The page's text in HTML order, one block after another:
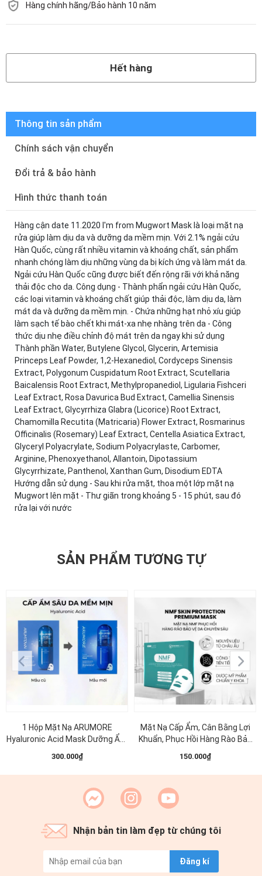
Hàng chính hãng/Bảo hành 10 năm
Hết hàng
Thông tin sản phẩm
Chính sách vận chuyển
Đổi trả & bảo hành
Hình thức thanh toán
Hàng cận date 11.2020 I'm from Mugwort Mask là loại mặt nạ
rửa giúp làm dịu da và dưỡng da mềm mịn. Với 2.1% ngải cứu
Hàn Quốc, cùng rất nhiều vitamin và khoáng chất, sản phẩm
nhanh chóng làm dịu những vùng da bị kích ứng và làm mát da.
Ngải cứu Hàn Quốc cũng được biết đến rộng rãi với khả năng
thải độc cho da. Công dụng - Thành phẩn ngải cứu Hàn Quốc,
các loại vitamin và khoáng chất giúp thải độc, làm dịu da, làm
mát da và dưỡng da mềm mịn. - Chứa những hạt nhỏ xíu giúp
làm sạch tế bào chết khi mát-xa nhẹ nhàng trên da - Công
thức dịu nhẹ điều chỉnh độ mát trên da ngay khi sử dụng
Thành phần Water, Butylene Glycol, Glycerin, Artemisia
Princeps Leaf Powder, 1,2-Hexanediol, Cordyceps Sinensis
Extract, Polygonum Cuspidatum Root Extract, Scutellaria
Baicalensis Root Extract, Methylpropanediol, Ligularia Fishceri
Leaf Extract, Rosa Davurica Bud Extract, Camellia Sinensis
Leaf Extract, Glycyrrhiza Glabra (Licorice) Root Extract,
Chamomilla Recutita (Matricaria) Flower Extract, Rosmarinus
Officinalis (Rosemary) Leaf Extract, Centella Asiatica Extract,
Glyceryl Polyacrylate, Sodium Polyacrylaste, Carbomer,
Arginine, Phenoxyethanol, Allantoin, Dipotassium
Glycyrrhizate, Panthenol, Xanthan Gum, Disodium EDTA
Hướng dẫn sử dụng - Sau khi rửa mặt, thoa một lớp mặt nạ
Mugwort lên mặt - Thư giãn trong khoảng 5 - 15 phút, sau đó
rửa lại với nước
SẢN PHẨM TƯƠNG TỰ
1 Hộp Mặt Nạ ARUMORE
Hyaluronic Acid Mask Dưỡng Ẩm
Xanh Dương )
300.000₫
Mặt Nạ Cấp Ẩm, Cân Bằng Lợi
Khuẩn, Phục Hồi Hàng Rào Bảo
Protection Premium Mask 30ml
(1 miếng )
150.000₫
Nhận bản tin làm đẹp từ chúng tôi
Đăng kí